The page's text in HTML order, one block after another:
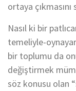
ortaya çıkmasını
Nasıl ki bir
temeliyle-
bir toplumu da
değiştirmek
söz konusu olan